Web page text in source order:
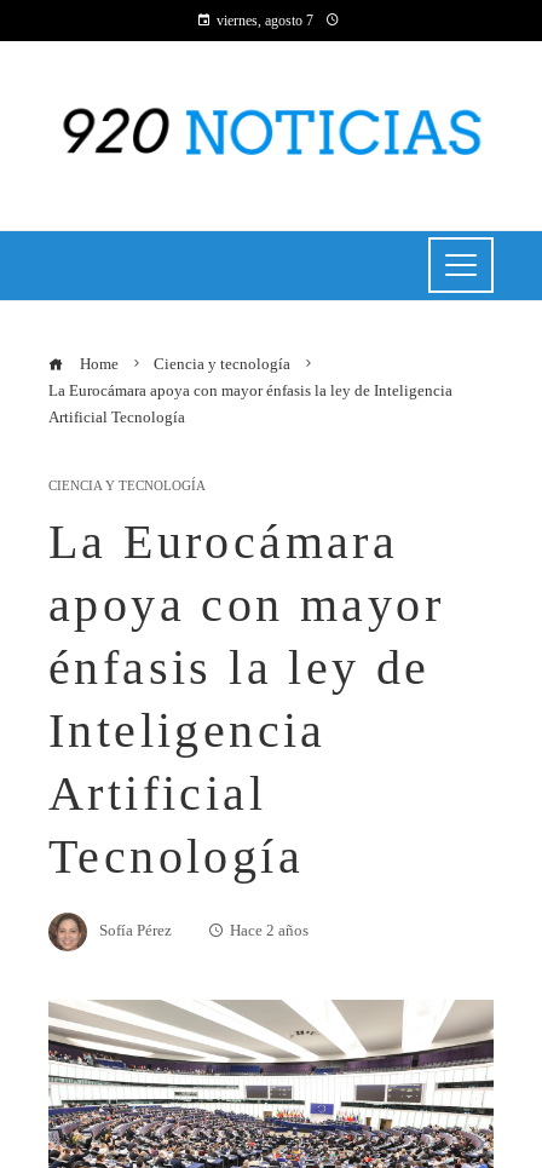
viernes, agosto 7
Home
Ciencia y tecnología
La Eurocámara apoya con mayor énfasis la ley de Inteligencia
Artificial Tecnología
CIENCIA Y TECNOLOGÍA
La Eurocámara
apoya con mayor
énfasis la ley de
Inteligencia
Artificial
Tecnología
Sofía Pérez Hace 2 años